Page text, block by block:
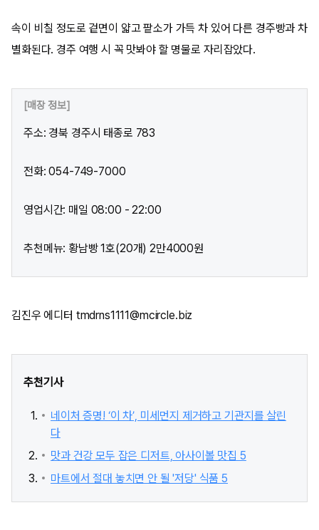
속이 비칠 정도로 겉면이 얇고 팥소가 가득 차 있어 다른 경주빵과 차
별화된다. 경주 여행 시 꼭 맛봐야 할 명물로 자리잡았다.
[매장 정보]
주소: 경북 경주시 태종로 783
전화: 054-749-7000
영업시간: 매일 08:00 - 22:00
추천메뉴: 황남빵 1호(20개) 2만4000원
김진우 에디터 tmdrns1111@mcircle.biz
추천기사
네이처 증명! ‘이 차’, 미세먼지 제거하고 기관지를 살린
다
맛과 건강 모두 잡은 디저트, 아사이볼 맛집 5
마트에서 절대 놓치면 안 될 '저당' 식품 5